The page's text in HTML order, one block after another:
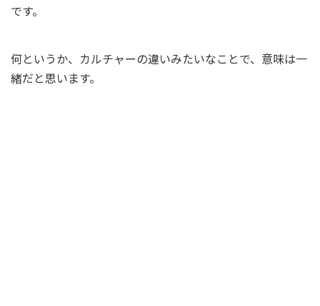
です。
何というか、カルチャーの違いみたいなことで、意味は一
緒だと思います。